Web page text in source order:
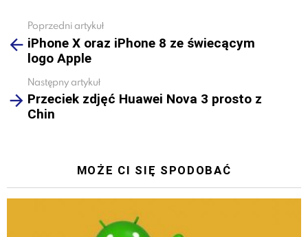
more
Poprzedni artykuł
iPhone X oraz iPhone 8 ze świecącym
logo Apple
Następny artykuł
Przeciek zdjęć Huawei Nova 3 prosto z
Chin
MOŻE CI SIĘ SPODOBAĆ